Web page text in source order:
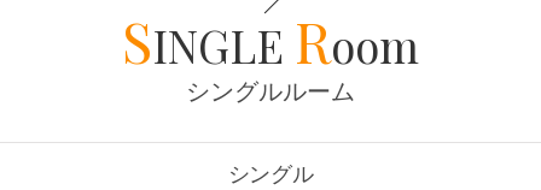
SINGLE Room
シングルルーム
シングル